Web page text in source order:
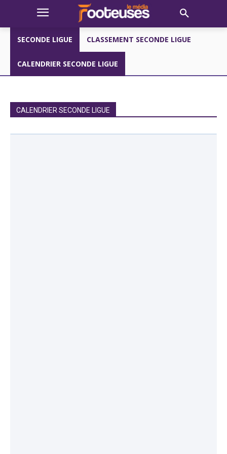
SECONDE LIGUE CLASSEMENT SECONDE LIGUE
CALENDRIER SECONDE LIGUE
CALENDRIER SECONDE LIGUE